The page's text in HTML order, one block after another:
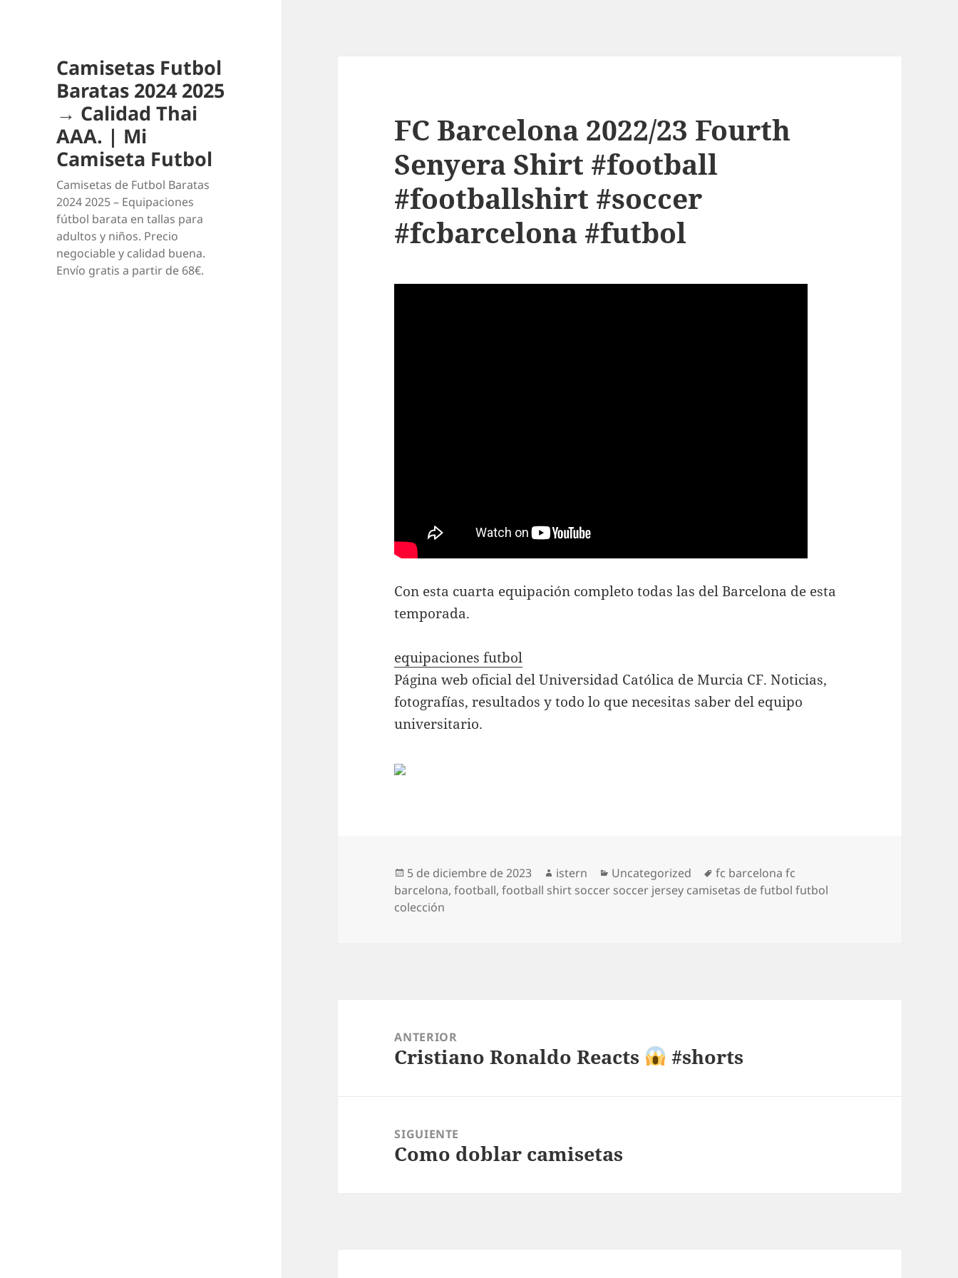
Camisetas Futbol
Baratas 2024 2025
→ Calidad Thai
AAA. | Mi
Camiseta Futbol
Camisetas de Futbol Baratas
2024 2025 – Equipaciones
fútbol barata en tallas para
adultos y niños. Precio
negociable y calidad buena.
Envío gratis a partir de 68€.
FC Barcelona 2022/23 Fourth
Senyera Shirt #football
#footballshirt #soccer
#fcbarcelona #futbol
Con esta cuarta equipación completo todas las del Barcelona de esta
temporada.
equipaciones futbol
Página web oficial del Universidad Católica de Murcia CF. Noticias,
fotografías, resultados y todo lo que necesitas saber del equipo
universitario.
Publicado
el
5 de diciembre de 2023 Autor
istern Categorías
Uncategorized Etiquetas
fc barcelona fc
barcelona,football,football shirt soccer soccer jersey camisetas de futbol futbol
colección
entradas
ANTERIOR
Entrada
Cristiano Ronaldo Reacts #shorts
SIGUIENTE
Entrada
Como doblar camisetas